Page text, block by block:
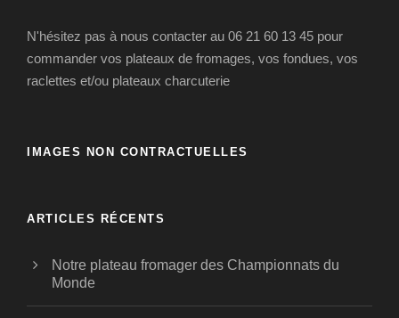
N'hésitez pas à nous contacter au 06 21 60 13 45 pour
commander vos plateaux de fromages, vos fondues, vos
raclettes et/ou plateaux charcuterie
IMAGES NON CONTRACTUELLES
ARTICLES RÉCENTS
Notre plateau fromager des Championnats du
Monde